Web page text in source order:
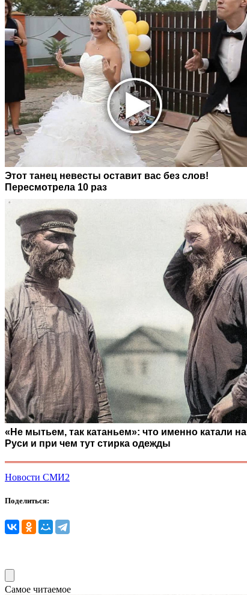
Этот танец невесты оставит вас без слов!
Пересмотрела 10 раз
«Не мытьем, так катаньем»: что именно катали на
Руси и при чем тут стирка одежды
Новости СМИ2
Поделиться:
Самое читаемое